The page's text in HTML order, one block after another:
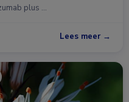
plus …
Lees meer →